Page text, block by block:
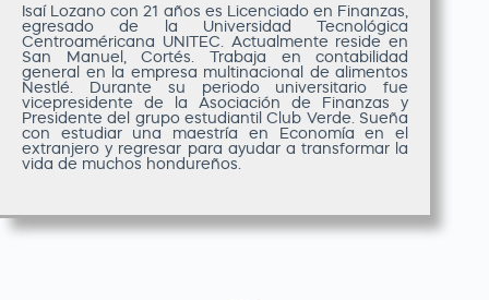
Isaí Lozano con 21 años es Licenciado en Finanzas,
egresado de la Universidad Tecnológica
Centroaméricana UNITEC. Actualmente reside en
San Manuel, Cortés. Trabaja en contabilidad
general en la empresa multinacional de alimentos
Nestlé. Durante su periodo universitario fue
vicepresidente de la Asociación de Finanzas y
Presidente del grupo estudiantil Club Verde. Sueña
con estudiar una maestría en Economía en el
extranjero y regresar para ayudar a transformar la
vida de muchos hondureños.